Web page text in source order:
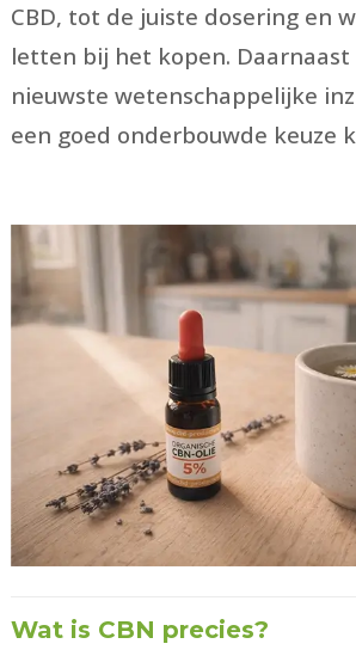
CBD, tot de juiste dosering en
letten bij het kopen. Daarnaast
nieuwste wetenschappelijke
een goed onderbouwde keuze
Wat is CBN precies?